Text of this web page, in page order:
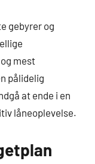
gebyrer og
mest
pålidelig
at ende i en
låneoplevelse.